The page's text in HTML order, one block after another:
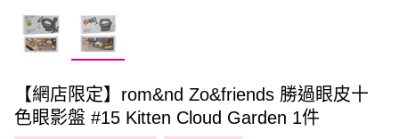
【網店限定】rom&nd Zo&friends 勝過眼皮十
色眼影盤 #15 Kitten Cloud Garden 1件